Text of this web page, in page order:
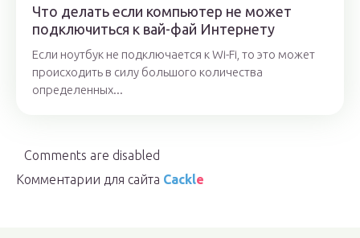
Что делать если компьютер не может
подключиться к вай-фай Интернету
Если ноутбук не подключается к Wi-Fi, то это может
происходить в силу большого количества
определенных...
Comments are disabled
Комментарии для сайта Cackle